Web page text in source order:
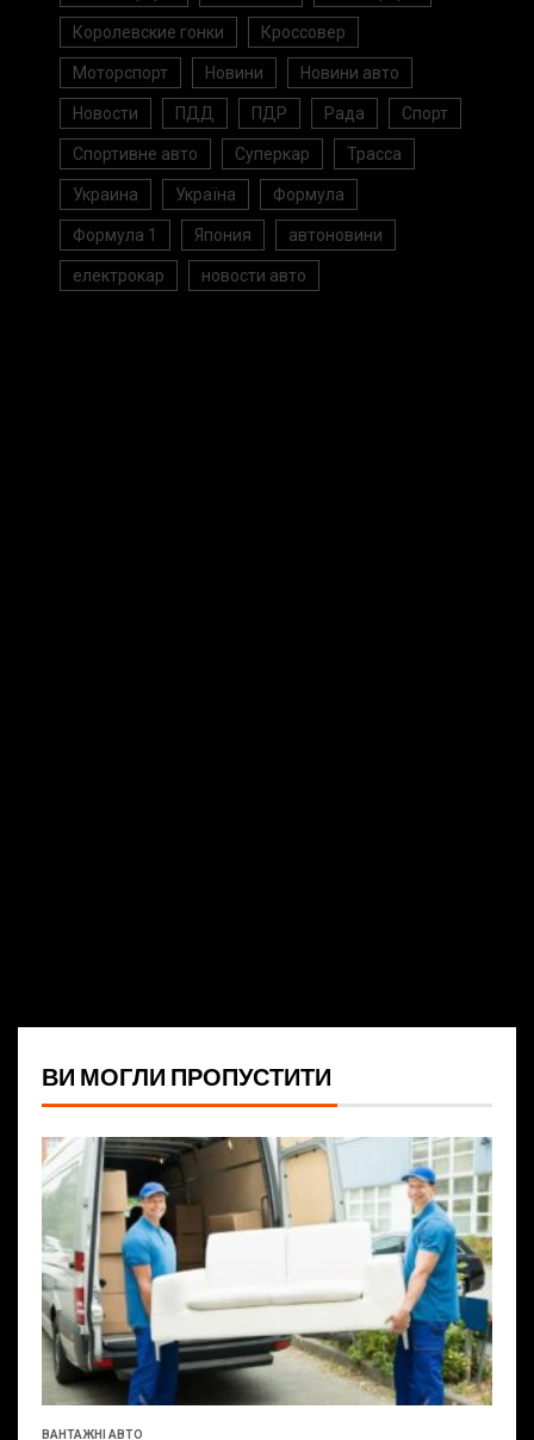
Королевские гонки Кроссовер
Моторспорт Новини Новини авто
Новости ПДД ПДР Рада Спорт
Спортивне авто Суперкар Трасса
Украина Україна Формула
Формула 1 Япония автоновини
електрокар новости авто
ВИ МОГЛИ ПРОПУСТИТИ
ВАНТАЖНІ АВТО